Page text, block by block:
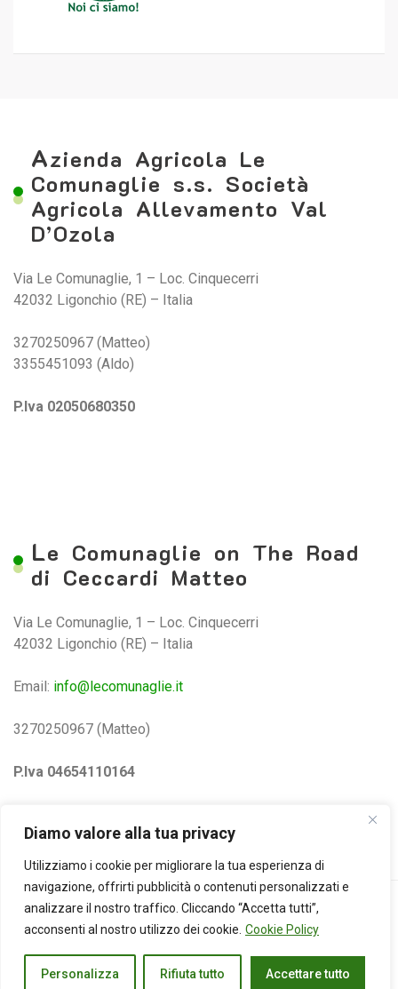
Diamo valore alla tua privacy
Utilizziamo i cookie per migliorare la tua esperienza di
navigazione, offrirti pubblicità o contenuti personalizzati e
analizzare il nostro traffico. Cliccando “Accetta tutti”,
acconsenti al nostro utilizzo dei cookie. Cookie Policy
Personalizza Rifiuta tutto Accettare tutto
Azienda Agricola Le
Comunaglie s.s. Società
Agricola Allevamento Val
D’Ozola
Via Le Comunaglie, 1 – Loc. Cinquecerri
42032 Ligonchio (RE) – Italia
3270250967 (Matteo)
3355451093 (Aldo)
P.Iva 02050680350
Le Comunaglie on The Road
di Ceccardi Matteo
Via Le Comunaglie, 1 – Loc. Cinquecerri
42032 Ligonchio (RE) – Italia
Email: info@lecomunaglie.it
3270250967 (Matteo)
P.Iva 04654110164
Copyright © 2025 Azienda Agricola Le Comunaglie s. s. All
Right Reserved. Website by uovo blu - web solutions